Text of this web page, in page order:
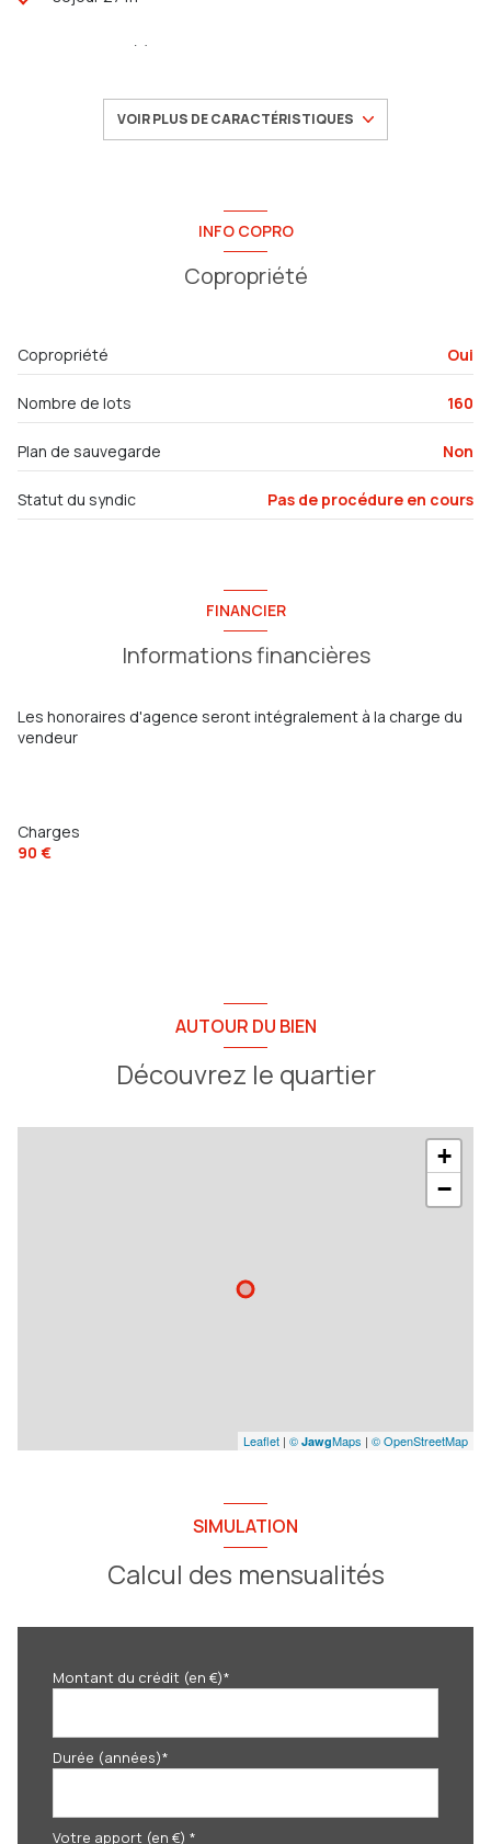
2 chambre(s)
exposition Nord-Sud
5 étage(s)
ascenseur
quartier brunet, toulon est
VOIR PLUS DE CARACTÉRISTIQUES
INFO COPRO
Copropriété
Copropriété Oui
Nombre de lots 160
Plan de sauvegarde Non
Statut du syndic Pas de procédure en cours
FINANCIER
Informations financières
Les honoraires d'agence seront intégralement à la charge du
vendeur
Charges
90 €
AUTOUR DU BIEN
Découvrez le quartier
+
−
Leaflet | © JawgMaps | © OpenStreetMap
SIMULATION
Calcul des mensualités
Montant du crédit (en €)*
Durée (années)*
Votre apport (en €) *